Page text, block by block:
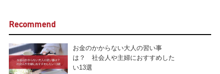
Recommend
お金のかからない大人の習い事
は？ 社会人や主婦におすすめした
い13選